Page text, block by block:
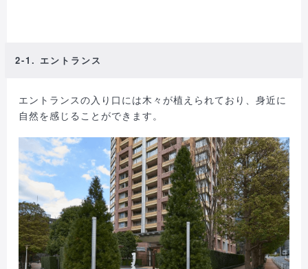
2-1. エントランス
エントランスの入り口には木々が植えられており、身近に
自然を感じることができます。